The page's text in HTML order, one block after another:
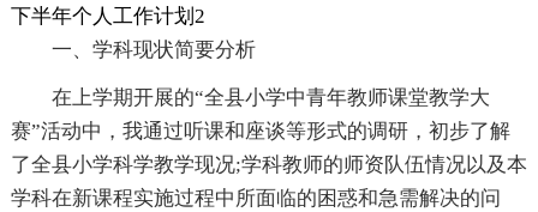
下半年个人工作计划2
一、学科现状简要分析
在上学期开展的“全县小学中青年教师课堂教学大
赛”活动中，我通过听课和座谈等形式的调研，初步了解
了全县小学科学教学现况;学科教师的师资队伍情况以及本
学科在新课程实施过程中所面临的困惑和急需解决的问